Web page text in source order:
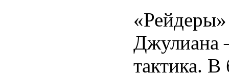
Джулиана
тактика. В